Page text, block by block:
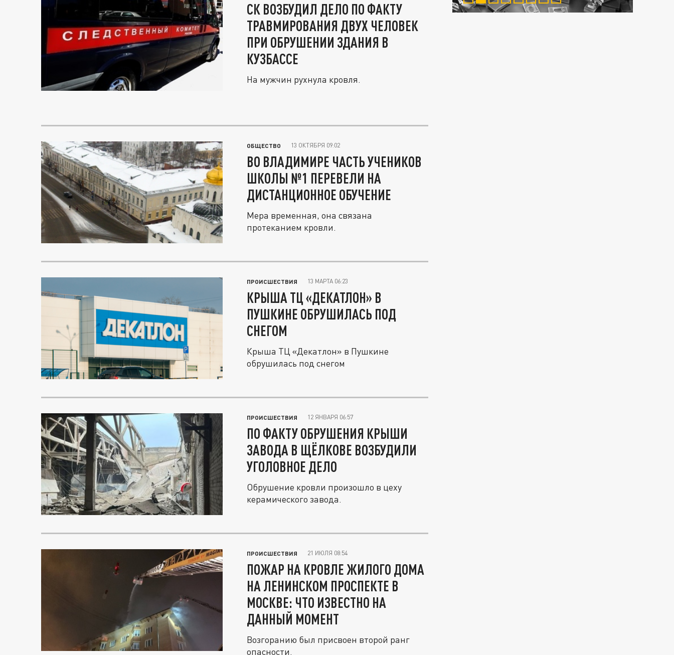
СК ВОЗБУДИЛ ДЕЛО ПО ФАКТУ
ТРАВМИРОВАНИЯ ДВУХ ЧЕЛОВЕК
ПРИ ОБРУШЕНИИ ЗДАНИЯ В
КУЗБАССЕ
На мужчин рухнула кровля.
ОБЩЕСТВО 13 ОКТЯБРЯ 09:02
ВО ВЛАДИМИРЕ ЧАСТЬ УЧЕНИКОВ
ШКОЛЫ №1 ПЕРЕВЕЛИ НА
ДИСТАНЦИОННОЕ ОБУЧЕНИЕ
Мера временная, она связана
протеканием кровли.
ПРОИСШЕСТВИЯ 13 МАРТА 06:23
КРЫША ТЦ «ДЕКАТЛОН» В
ПУШКИНЕ ОБРУШИЛАСЬ ПОД
СНЕГОМ
Крыша ТЦ «Декатлон» в Пушкине
обрушилась под снегом
ПРОИСШЕСТВИЯ 12 ЯНВАРЯ 06:57
ПО ФАКТУ ОБРУШЕНИЯ КРЫШИ
ЗАВОДА В ЩЁЛКОВЕ ВОЗБУДИЛИ
УГОЛОВНОЕ ДЕЛО
Обрушение кровли произошло в цеху
керамического завода.
ПРОИСШЕСТВИЯ 21 ИЮЛЯ 08:54
ПОЖАР НА КРОВЛЕ ЖИЛОГО ДОМА
НА ЛЕНИНСКОМ ПРОСПЕКТЕ В
МОСКВЕ: ЧТО ИЗВЕСТНО НА
ДАННЫЙ МОМЕНТ
Возгоранию был присвоен второй ранг
опасности.